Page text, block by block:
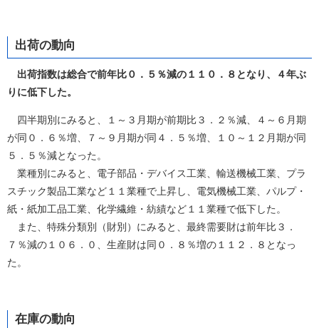
出荷の動向
出荷指数は総合で前年比０．５％減の１１０．８となり、４年ぶ
りに低下した。
四半期別にみると、１～３月期が前期比３．２％減、４～６月期
が同０．６％増、７～９月期が同４．５％増、１０～１２月期が同
５．５％減となった。
業種別にみると、電子部品・デバイス工業、輸送機械工業、プラ
スチック製品工業など１１業種で上昇し、電気機械工業、パルプ・
紙・紙加工品工業、化学繊維・紡績など１１業種で低下した。
また、特殊分類別（財別）にみると、最終需要財は前年比３．
７％減の１０６．０、生産財は同０．８％増の１１２．８となっ
た。
在庫の動向